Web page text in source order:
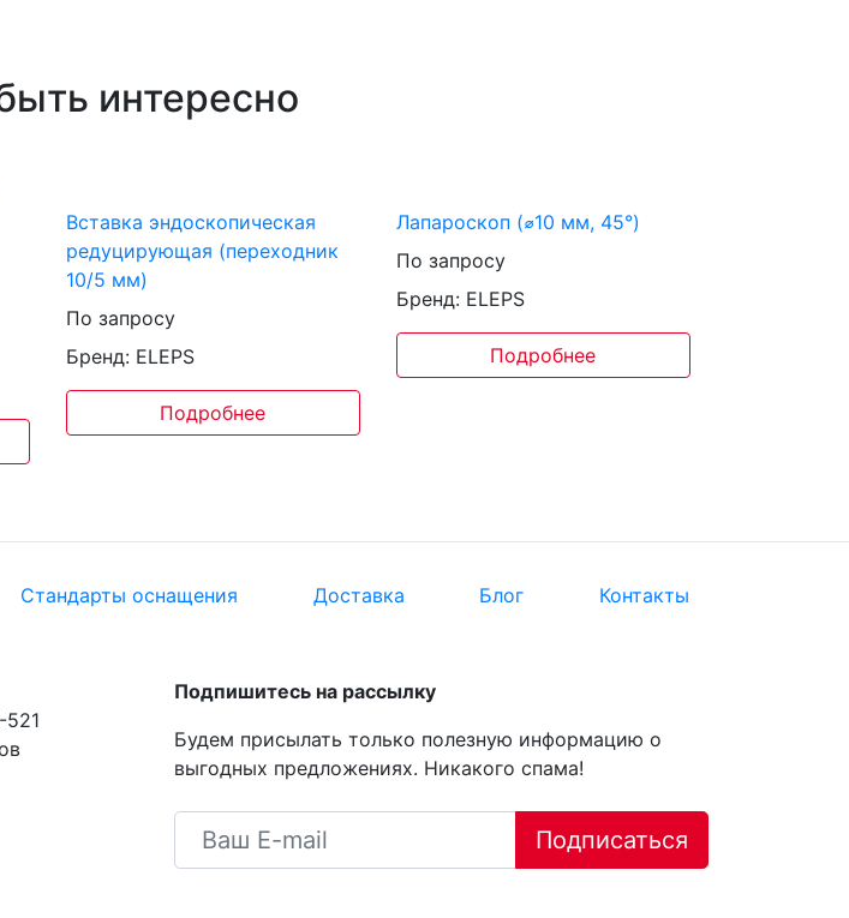
интересно
Вставка эндоскопическая
редуцирующая (переходник
10/5 мм)
По запросу
Бренд: ELEPS
Подробнее
Лапароскоп (⌀10 мм, 45°)
По запросу
Бренд: ELEPS
Подробнее
Стандарты оснащения Доставка Блог Контакты
521
Подпишитесь на рассылку
Будем присылать только полезную информацию о
выгодных предложениях. Никакого спама!
Подписаться